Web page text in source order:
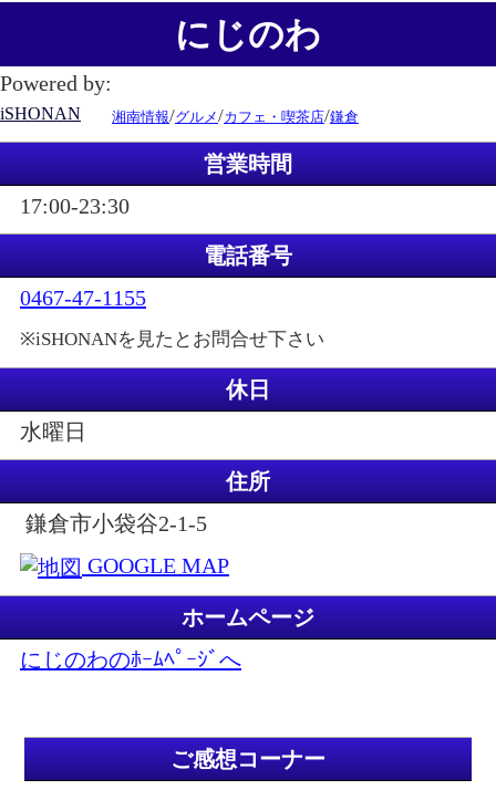
にじのわ
Powered by:
iSHONAN 湘南情報/グルメ/カフェ・喫茶店/鎌倉
営業時間
17:00-23:30
電話番号
0467-47-1155
※iSHONANを見たとお問合せ下さい
休日
水曜日
住所
鎌倉市小袋谷2-1-5
GOOGLE MAP
ホームページ
にじのわのﾎｰﾑﾍﾟｰｼﾞへ
ご感想コーナー